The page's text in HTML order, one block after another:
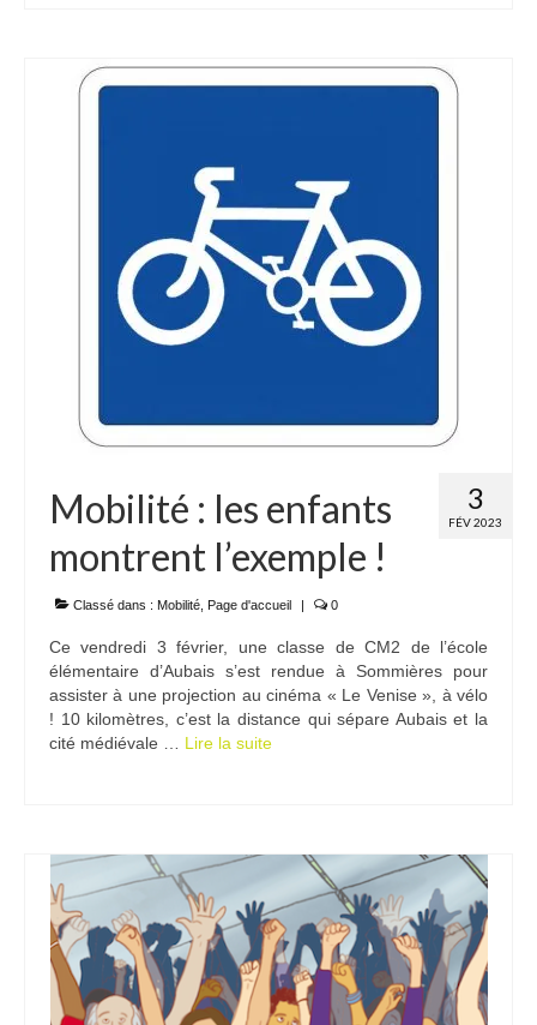
3
FÉV 2023
Mobilité : les enfants
montrent l’exemple !
Classé dans : Mobilité Page d'accueil | 0
Ce vendredi 3 février, une classe de CM2 de l’école
élémentaire d’Aubais s’est rendue à Sommières pour
assister à une projection au cinéma « Le Venise », à vélo
! 10 kilomètres, c’est la distance qui sépare Aubais et la
cité médiévale … Lire la suite­­